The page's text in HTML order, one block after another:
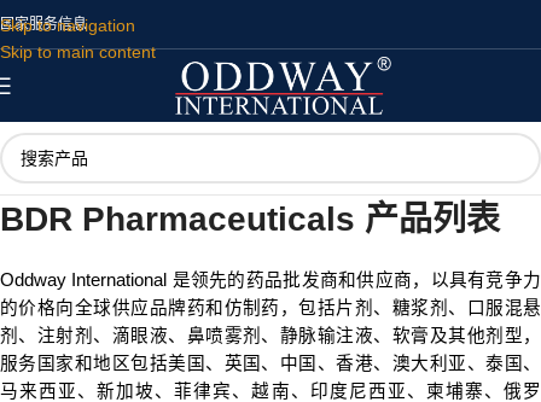
Skip to navigation
Skip to main content
国家服务信息
BDR Pharmaceuticals 产品列表
Oddway International 是领先的药品批发商和供应商，以具有竞争力
的价格向全球供应品牌药和仿制药，包括片剂、糖浆剂、口服混悬
剂、注射剂、滴眼液、鼻喷雾剂、静脉输注液、软膏及其他剂型，
服务国家和地区包括美国、英国、中国、香港、澳大利亚、泰国、
马来西亚、新加坡、菲律宾、越南、印度尼西亚、柬埔寨、俄罗